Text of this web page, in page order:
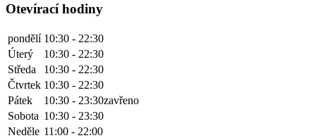
Otevírací hodiny
pondělí 10:30 - 22:30
Úterý
10:30 - 22:30
Středa
10:30 - 22:30
Čtvrtek 10:30 - 22:30
Pátek
10:30 - 23:30zavřeno
Sobota 10:30 - 23:30
Neděle 11:00 - 22:00